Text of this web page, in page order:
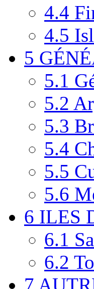
4.4
4.5
5
5.1
5.2
5.3
5.4
5.5
5.6
6 ILES
6.1
6.2
7